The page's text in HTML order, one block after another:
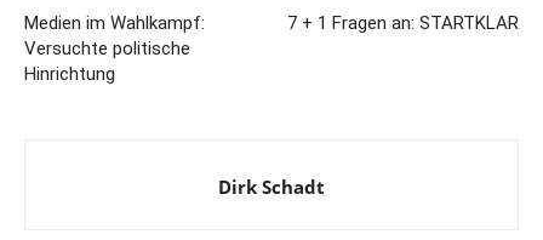
Medien im Wahlkampf:
Versuchte politische
Hinrichtung
7 + 1 Fragen an: STARTKLAR
Dirk Schadt